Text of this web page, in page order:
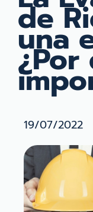
de
una
19/07/2022